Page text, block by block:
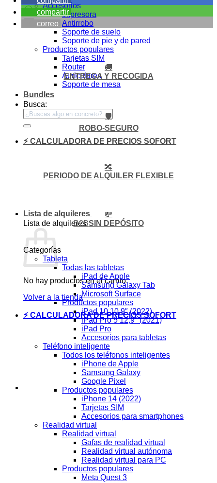
Accesorios
Impresora
Antirrobo
Soporte de suelo
Soporte de pie y de pared
Productos populares
Tarjetas SIM
Router
Auriculares
Soporte de mesa
Bundles
Busca:
⚡ CALCULADORA DE PRECIOS SOFORT
Lista de alquileres
Lista de alquileres
No hay productos en el carrito.
Volver a la tienda
⚡ CALCULADORA DE PRECIOS SOFORT
compartir
correo
🚚
ENTREGA Y RECOGIDA
🛡️
ROBO-SEGURO
🔀
PERIODO DE ALQUILER FLEXIBLE
💸
B2BSIN DEPÓSITO
Categorías
Tableta
Todas las tabletas
iPad de Apple
Samsung Galaxy Tab
Microsoft Surface
Productos populares
iPad 10 10,9″ (2022)
iPad Pro 5 12,9″ (2021)
iPad Pro
Accesorios para tabletas
Teléfono inteligente
Todos los teléfonos inteligentes
iPhone de Apple
Samsung Galaxy
Google Pixel
Productos populares
iPhone 14 (2022)
Tarjetas SIM
Accesorios para smartphones
Realidad virtual
Realidad virtual
Gafas de realidad virtual
Realidad virtual autónoma
Realidad virtual para PC
Productos populares
Meta Quest 3